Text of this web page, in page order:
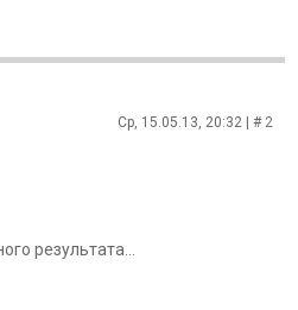
Ср, 15.05.13, 20:32 | # 2
результата...